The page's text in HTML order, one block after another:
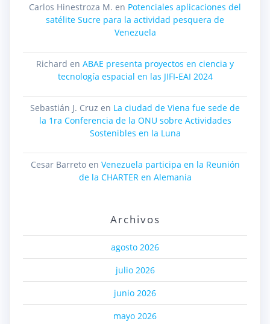
Carlos Hinestroza M. en Potenciales aplicaciones del
satélite Sucre para la actividad pesquera de
Venezuela
Richard en ABAE presenta proyectos en ciencia y
tecnología espacial en las JIFI-EAI 2024
Sebastián J. Cruz en La ciudad de Viena fue sede de
la 1ra Conferencia de la ONU sobre Actividades
Sostenibles en la Luna
Cesar Barretoen Venezuela participa en la Reunión
de la CHARTER en Alemania
Archivos
agosto 2026
julio 2026
junio 2026
mayo 2026